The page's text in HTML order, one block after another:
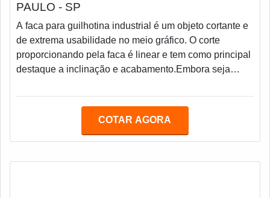
PAULO - SP
A faca para guilhotina industrial é um objeto cortante e
de extrema usabilidade no meio gráfico. O corte
proporcionando pela faca é linear e tem como principal
destaque a inclinação e acabamento.Embora seja
a faca para guilhotina é fundamental no processo de
pode gerar produtos inacabados e com péssimo
COTAR AGORA